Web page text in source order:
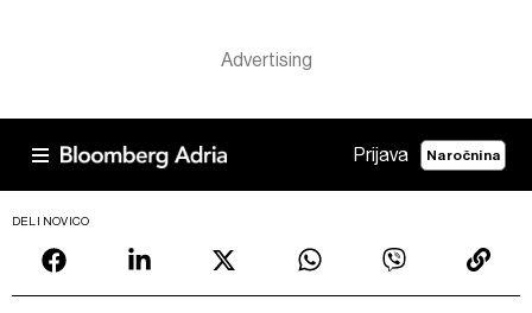
Prijava Naročnina
DELI NOVICO